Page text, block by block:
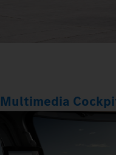
Multimedia